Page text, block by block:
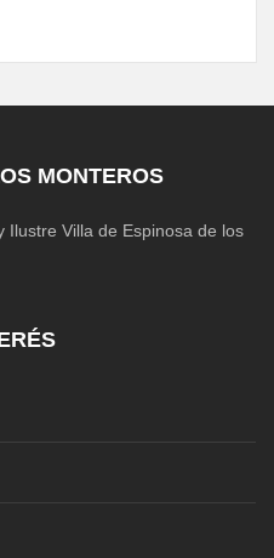
MONTEROS
Ilustre Villa de Espinosa de los